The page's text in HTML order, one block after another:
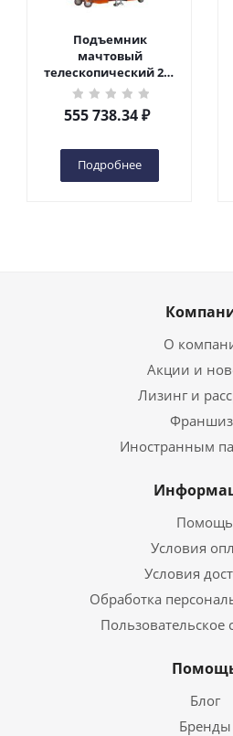
Подъемник
мачтовый
телескопический 200
кг 6 м TOR GTWY6-200S
DC 2-мачтовый
(автономный) (G) в
555 738.34₽
Подробнее
О
Акции и
Лизинг и
Иностранным
Помощь
Условия
Условия
Обработка
Пользовательское
Блог
Бренды